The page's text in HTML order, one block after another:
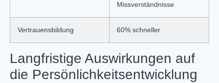
Missverständnisse
Vertrauensbildung 60% schneller
Langfristige Auswirkungen auf
die Persönlichkeitsentwicklung